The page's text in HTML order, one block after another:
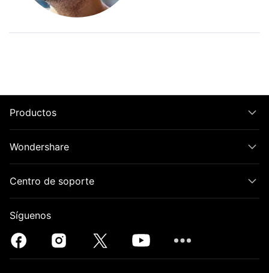
Productos
Wondershare
Centro de soporte
Síguenos